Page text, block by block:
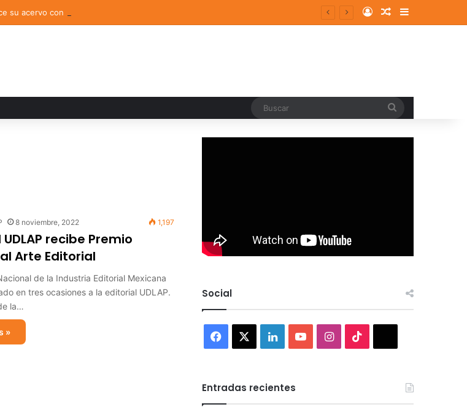
su acervo con nuevas obras de artistas emergentes y consolidados Log InRandom Article
Sidebar
8 noviembre, 2022 1,197
recibe Premio
al Arte Editorial
de la Industria Editorial Mexicana
en tres ocasiones a la editorial UDLAP.
la…
»
Social
Facebook LinkedInYouTubeInstagram
Entradas recientes